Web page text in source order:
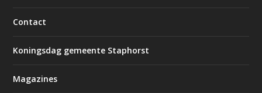
Contact
Koningsdag gemeente Staphorst
Magazines